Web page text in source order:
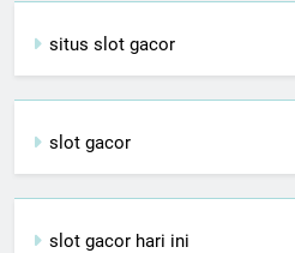
situs slot gacor
slot gacor
slot gacor hari ini